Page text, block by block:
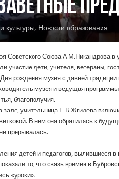
культуры, Новости образования
Советского Союза А.М.Никандрова
участие дети, учителя, ветераны,
рождения музея с давней
музея и ведущая
благополучия.
зале, учительница Е.В.Жгилева
В нем она обратилась к
прерывалась.
детей и педагогов, вылившиеся в
то, что связь времен в
«уроки».